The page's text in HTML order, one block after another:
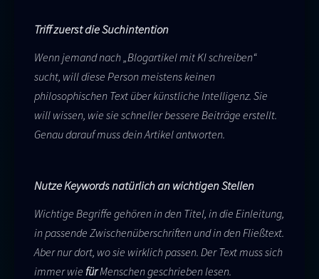
Triff zuerst die Suchintention
Wenn jemand nach „Blogartikel mit KI schreiben“
sucht, will diese Person meistens keinen
philosophischen Text über künstliche Intelligenz. Sie
will wissen, wie sie schneller bessere Beiträge erstellt.
Genau darauf muss dein Artikel antworten.
Nutze Keywords natürlich an wichtigen Stellen
Wichtige Begriffe gehören in den Titel, in die Einleitung,
in passende Zwischenüberschriften und in den Fließtext.
Aber nur dort, wo sie wirklich passen. Der Text muss sich
immer wie fürMenschen geschrieben lesen.